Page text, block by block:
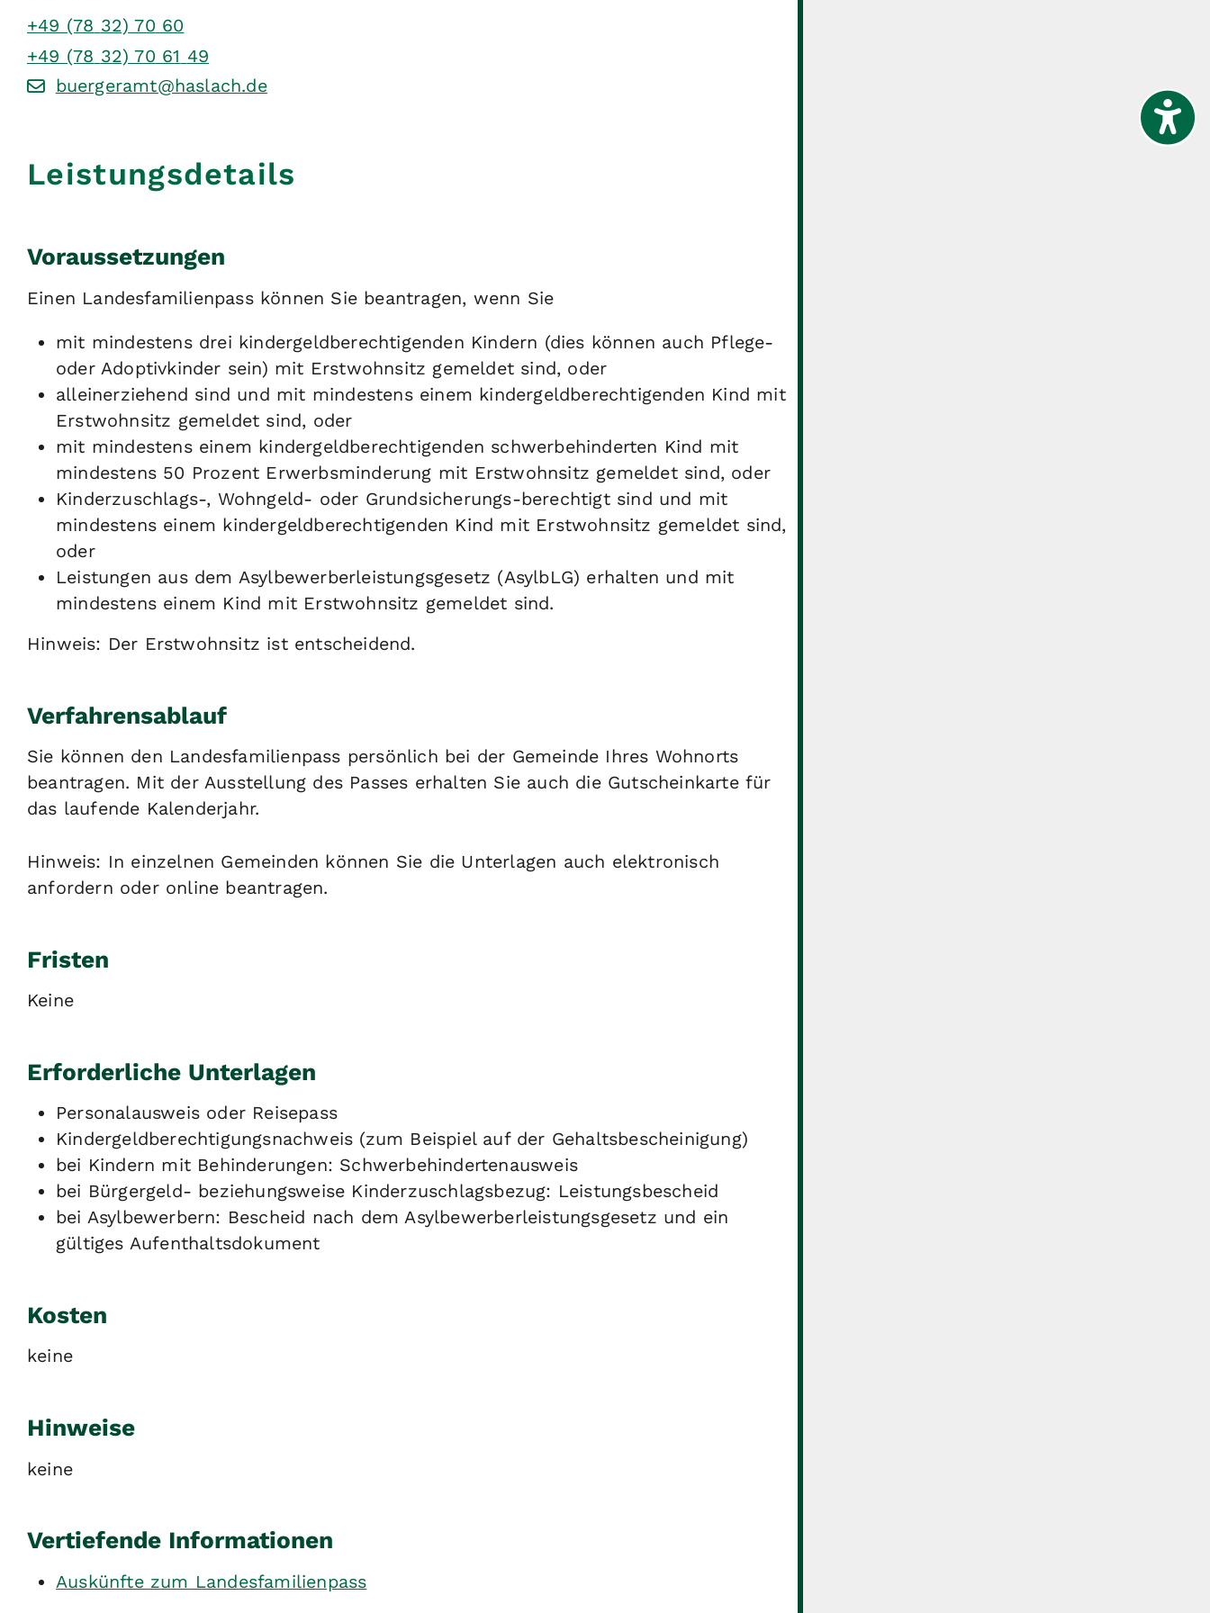
+49 (78 32) 70 60
+49 (78 32) 70 61 49
buergeramt@haslach.de
Leistungsdetails
Voraussetzungen
Einen Landesfamilienpass können Sie beantragen, wenn Sie
mit mindestens drei kindergeldberechtigenden Kindern (dies können auch Pflege-
oder Adoptivkinder sein) mit Erstwohnsitz gemeldet sind, oder
alleinerziehend sind und mit mindestens einem kindergeldberechtigenden Kind mit
Erstwohnsitz gemeldet sind, oder
mit mindestens einem kindergeldberechtigenden schwerbehinderten Kind mit
mindestens 50 Prozent Erwerbsminderung mit Erstwohnsitz gemeldet sind, oder
Kinderzuschlags-, Wohngeld- oder Grundsicherungs-berechtigt sind und mit
mindestens einem kindergeldberechtigenden Kind mit Erstwohnsitz gemeldet sind,
oder
Leistungen aus dem Asylbewerberleistungsgesetz (AsylbLG) erhalten und mit
mindestens einem Kind mit Erstwohnsitz gemeldet sind.
Hinweis: Der Erstwohnsitz ist entscheidend.
Verfahrensablauf
Sie können den Landesfamilienpass persönlich bei der Gemeinde Ihres Wohnorts
beantragen. Mit der Ausstellung des Passes erhalten Sie auch die Gutscheinkarte für
das laufende Kalenderjahr.
Hinweis: In einzelnen Gemeinden können Sie die Unterlagen auch elektronisch
anfordern oder online beantragen.
Fristen
Keine
Erforderliche Unterlagen
Personalausweis oder Reisepass
Kindergeldberechtigungsnachweis (zum Beispiel auf der Gehaltsbescheinigung)
bei Kindern mit Behinderungen: Schwerbehindertenausweis
bei Bürgergeld- beziehungsweise Kinderzuschlagsbezug: Leistungsbescheid
bei Asylbewerbern: Bescheid nach dem Asylbewerberleistungsgesetz und ein
gültiges Aufenthaltsdokument
Kosten
keine
Hinweise
keine
Vertiefende Informationen
Auskünfte zum Landesfamilienpass